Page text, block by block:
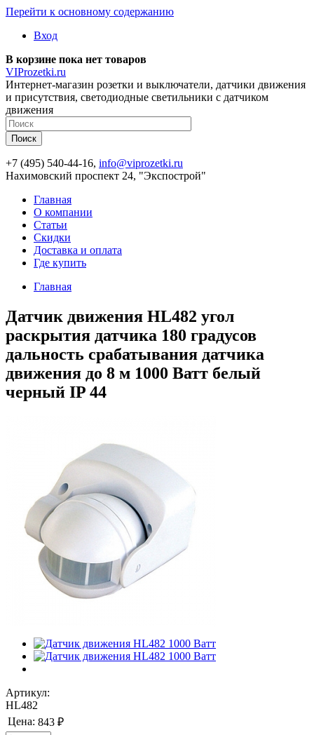
Перейти к основному содержанию
Вход
В корзине пока нет товаров
VIProzetki.ru
Интернет-магазин розетки и выключатели, датчики движения
и присутствия, светодиодные светильники с датчиком
движения
+7 (495) 540-44-16, info@viprozetki.ru
Нахимовский проспект 24, "Экспострой"
Главная
О компании
Статьи
Скидки
Доставка и оплата
Где купить
Главная
Датчик движения HL482 угол
раскрытия датчика 180 градусов
дальность срабатывания датчика
движения до 8 м 1000 Ватт белый
черный IP 44
Артикул:
HL482
Цена: 843 ₽